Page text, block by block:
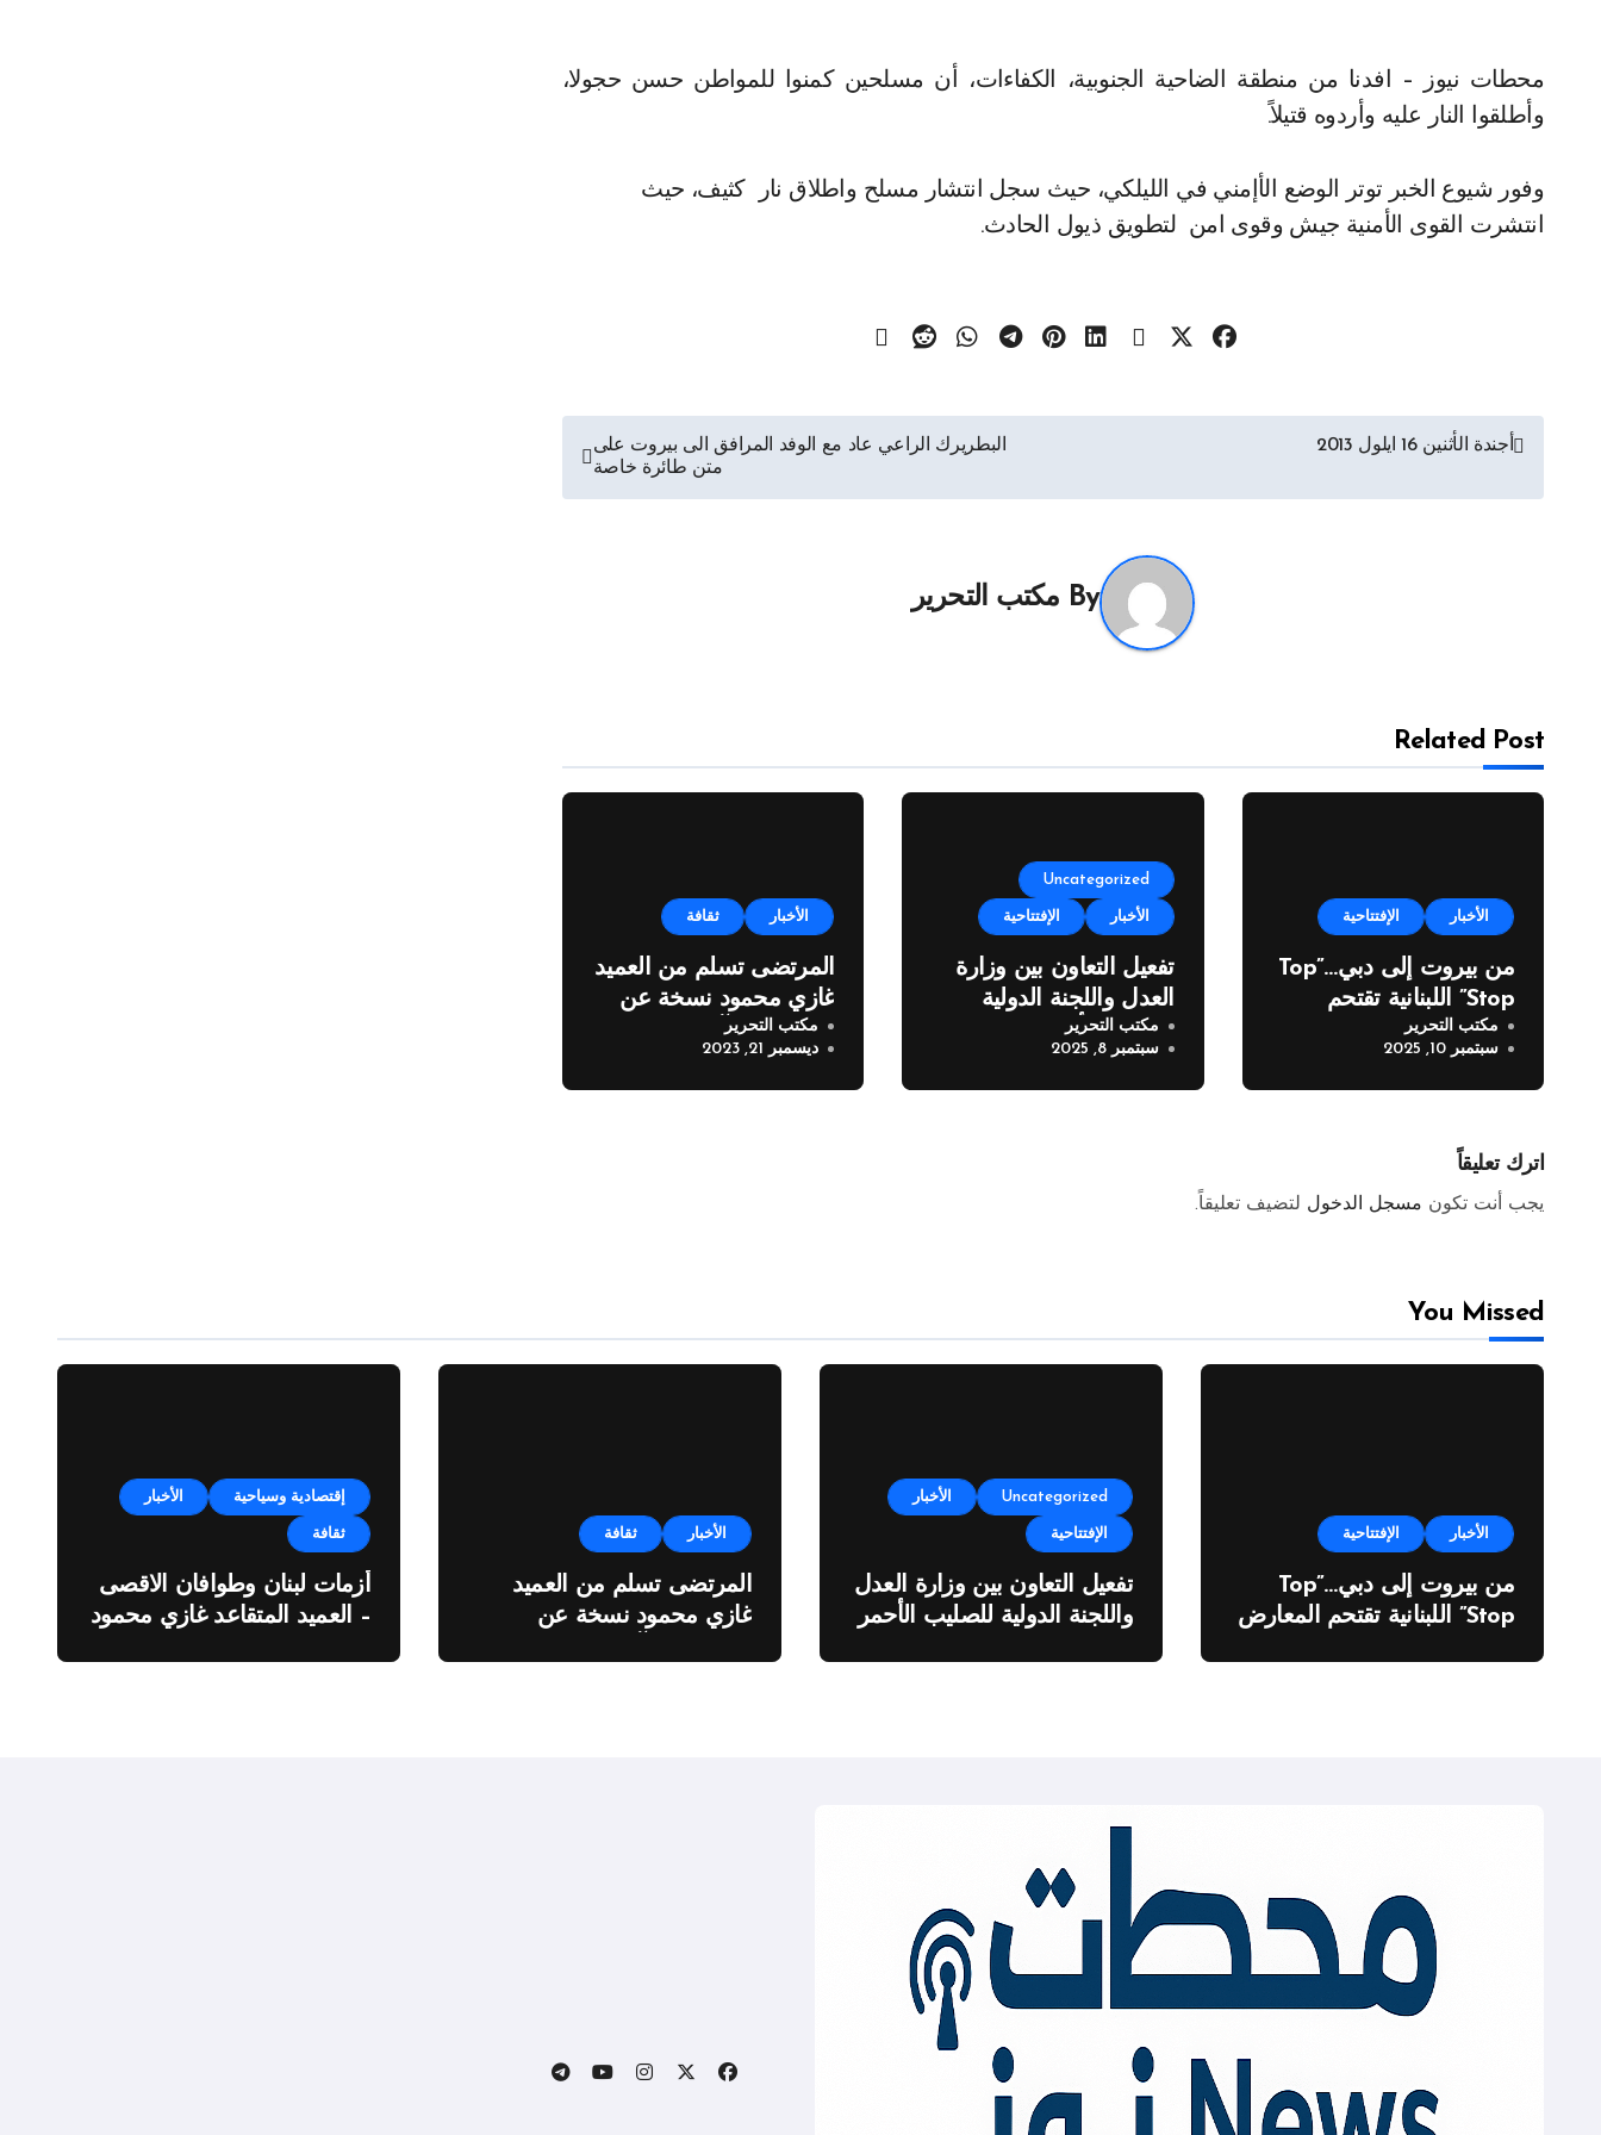
محطات نيوز – افدنا من منطقة الضاحية الجنوبية، الكفاءات، أن مسلحين كمنوا للمواطن حسن حجولا،
وأطلقوا النار عليه وأردوه قتيلاً.
وفور شيوع الخبر توتر الوضع الأإمني في الليلكي، حيث سجل انتشار مسلح واطلاق نار كثيف، حيث
انتشرت القوى الأمنية جيش وقوى امن لتطويق ذيول الحادث.
تصفّح
المقالات
أجندة الأثنين 16 ايلول 2013
البطريرك الراعي عاد مع الوفد المرافق الى بيروت على
متن طائرة خاصة
By مكتب التحرير
Related Post
الأخبار الإفتتاحية
من بيروت إلى دبي…”Top
Stop” اللبنانية تقتحم
المعارض الدولية
مكتب التحرير
سبتمبر 10, 2025
Uncategorized
الأخبار الإفتتاحية
تفعيل التعاون بين وزارة
العدل واللجنة الدولية
للصليب الأحمر
مكتب التحرير
سبتمبر 8, 2025
الأخبار ثقافة
المرتضى تسلم من العميد
غازي محمود نسخة عن
اطروحته “الآفاق المالية
والاقتصادية للثروة
النفطية”
مكتب التحرير
ديسمبر 21, 2023
اترك تعليقاً
يجب أنت تكون مسجل الدخول لتضيف تعليقاً.
You Missed
الأخبار الإفتتاحية
من بيروت إلى دبي…”Top
Stop” اللبنانية تقتحم المعارض
Uncategorized الأخبار
الإفتتاحية
تفعيل التعاون بين وزارة العدل
واللجنة الدولية للصليب الأحمر
الأخبار ثقافة
المرتضى تسلم من العميد
غازي محمود نسخة عن
إقتصادية وسياحية الأخبار
ثقافة
أزمات لبنان وطوافان الاقصى
– العميد المتقاعد غازي محمود